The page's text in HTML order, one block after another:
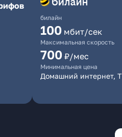
билайн
100 мбит/сек
Максимальная скорость
700 ₽/мес
Минимальная цена
Домашний интернет,